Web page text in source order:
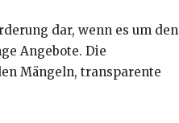
dar, wenn es um den
Angebote. Die
Mängeln, transparente